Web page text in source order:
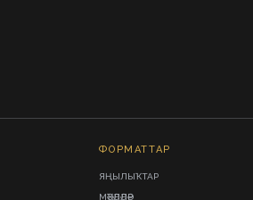
ФОРМАТТАР
ЯҢЫЛЫҠТАР
МӘҠӘЛӘЛӘР